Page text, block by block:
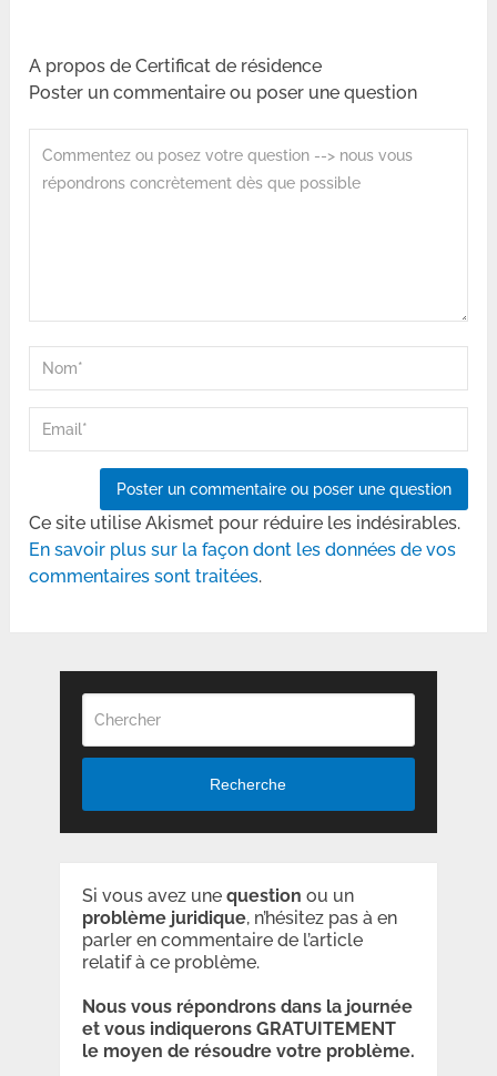
A propos de Certificat de résidence
Poster un commentaire ou poser une question
Ce site utilise Akismet pour réduire les indésirables.
En savoir plus sur la façon dont les données de vos
commentaires sont traitées.
Recherche
Si vous avez une question ou un
problème juridique, n’hésitez pas à en
parler en commentaire de l’article
relatif à ce problème.
Nous vous répondrons dans la journée
et vous indiquerons GRATUITEMENT
le moyen de résoudre votre problème.